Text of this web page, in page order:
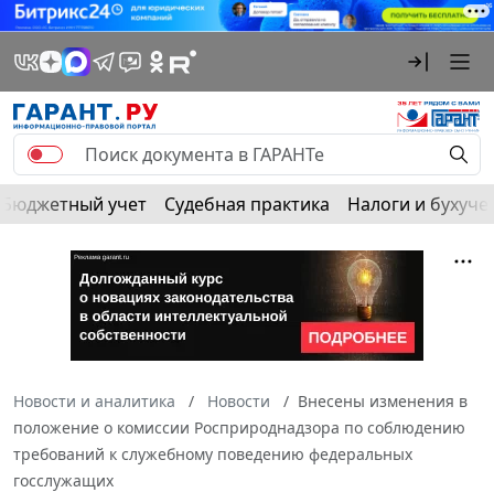
Бюджетный учет Судебная практика Налоги и
Новости и аналитика Новости
Внесены изменения в
положение о комиссии Росприроднадзора по соблюдению
требований к служебному поведению федеральных
госслужащих